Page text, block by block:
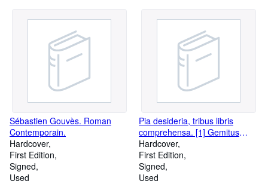
Sébastien Gouvès. Roman
Contemporain.
Hardcover
First Edition
Signed
Used
Pia desideria, tribus libris
comprehensa. [1] Gemitus
animae penitentiae. [2] Vota
animae Sanctae. [3] Suspiria
animae amantis.i
Hardcover
First Edition
Signed
Used